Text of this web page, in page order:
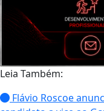
Leia Também:
Flávio Roscoe